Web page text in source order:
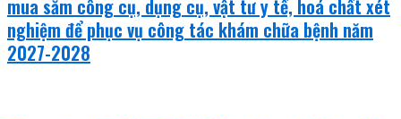
mua sắm công cụ, dụng cụ, vật tư y tế, hoá chất xét
nghiệm để phục vụ công tác khám chữa bệnh năm
2027-2028